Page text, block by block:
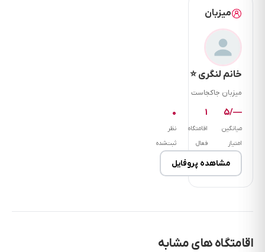
میزبان
خانم لنگری ⭐
میزبان جاکجاست
—/۵
میانگین
امتیاز
۱
اقامتگاه
فعال
۰
نظر
ثبت‌شده
مشاهده پروفایل
اقامتگاه های مشابه